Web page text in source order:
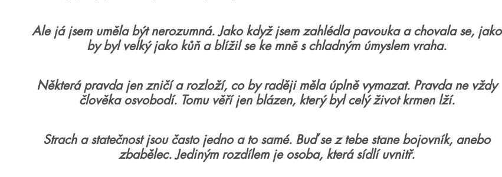
Ale já jsem uměla být nerozumná. Jako když jsem zahlédla pavouka a chovala se, jako
by byl velký jako kůň a blížil se ke mně s chladným úmyslem vraha.
Některá pravda jen zničí a rozloží, co by raději měla úplně vymazat. Pravda ne vždy
člověka osvobodí. Tomu věří jen blázen, který byl celý život krmen lží.
Strach a statečnost jsou často jedno a to samé. Buď se z tebe stane bojovník, anebo
zbabělec. Jediným rozdílem je osoba, která sídlí uvnitř.